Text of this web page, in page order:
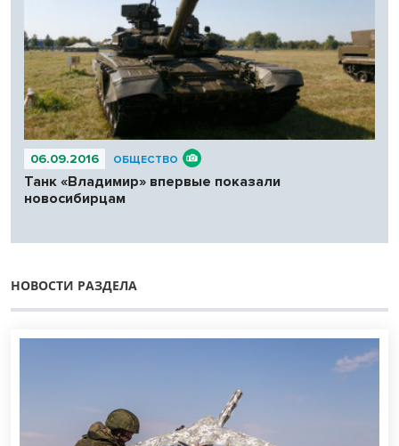
06.09.2016 ОБЩЕСТВО
Танк «Владимир» впервые показали
новосибирцам
НОВОСТИ РАЗДЕЛА